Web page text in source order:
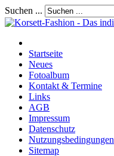
Suchen ...
Startseite
Neues
Fotoalbum
Kontakt & Termine
Links
AGB
Impressum
Datenschutz
Nutzungsbedingungen
Sitemap